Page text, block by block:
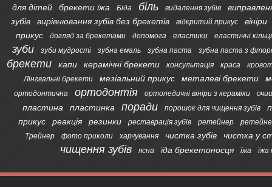
для дітей брекети їжа Біда біль видалення зубів
зубів
вирівнювання зубів без брекетів відкритий прикус
вініри
прикус
догляд за брекетами допомога еластики еластичні
зуби зуби мудрості зубна емаль зубна паста зубна паста з
брекети капи керамічні брекети консультація краса
Лінгвальні брекети
мезіальний прикус металеві брекети
ортодонтична ортодонтія ортопедичні вініри з кераміки
пластина пластинка поради порошок для чищення зубів
прикус
реакція резинки реставрація зубів ретейнер
Трейнер
фото приколи харчування чистка зубів чистка у
чищення зубів ясна їда брекетоносця їжа